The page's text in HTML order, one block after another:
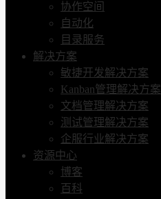
协作空间
自动化
目录服务
解决方案
敏捷开发解决方案
Kanban管理解决方案
文档管理解决方案
测试管理解决方案
企服行业解决方案
资源中心
博客
百科